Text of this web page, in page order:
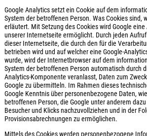
Google Analytics setzt ein Cookie auf dem
System der betroffenen Person. Was Cookies sind,
erläutert. Mit Setzung des Cookies wird Google
unserer Internetseite ermöglicht. Durch jeden
dieser Internetseite, die durch den für die
betrieben wird und auf welcher eine Google-
wurde, wird der Internetbrowser auf dem
System der betroffenen Person automatisch durch
Analytics-Komponente veranlasst, Daten zum
Google zu übermitteln. Im Rahmen dieses
Google Kenntnis über personenbezogene Daten,
betroffenen Person, die Google unter anderem
Besucher und Klicks nachzuvollziehen und in der
Provisionsabrechnungen zu ermöglichen.